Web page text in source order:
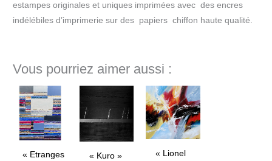
estampes originales et uniques imprimées avec des encres
indélébiles d’imprimerie sur des papiers chiffon haute qualité.
Vous pourriez aimer aussi :
« Etranges
« Kuro »
« Lionel